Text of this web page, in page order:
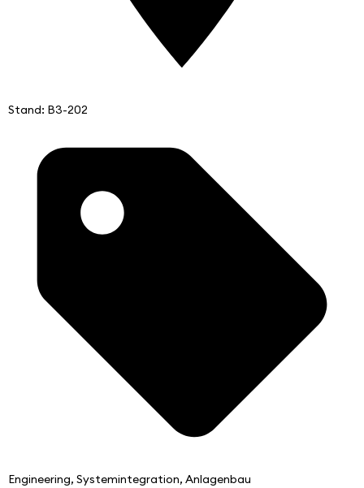
Stand: B3-202
Engineering, Systemintegration, Anlagenbau